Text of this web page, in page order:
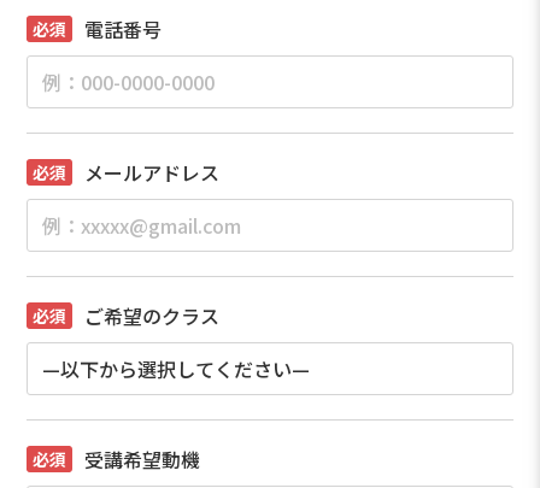
電話番号
メールアドレス
ご希望のクラス
受講希望動機